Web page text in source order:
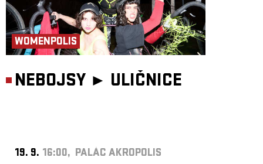
WOMENPOLIS
NEBOJSY ► ULIČNICE
19. 9. 16:00, PALÁC AKROPOLIS